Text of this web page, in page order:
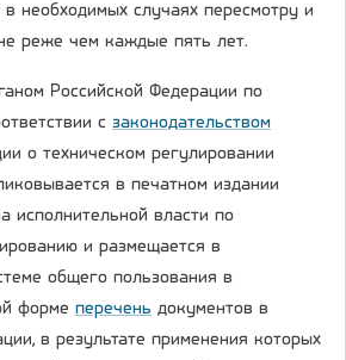
необходимых случаях пересмотру и
реже чем каждые пять лет.
Российской Федерации по
с законодательством
о техническом регулировании
в печатном издании
исполнительной власти по
и размещается в
общего пользования в
форме перечень документов в
в результате применения которых